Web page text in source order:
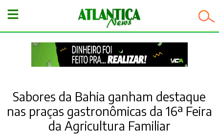
−
Sabores da Bahia ganham destaque
nas praças gastronômicas da 16ª Feira
da Agricultura Familiar